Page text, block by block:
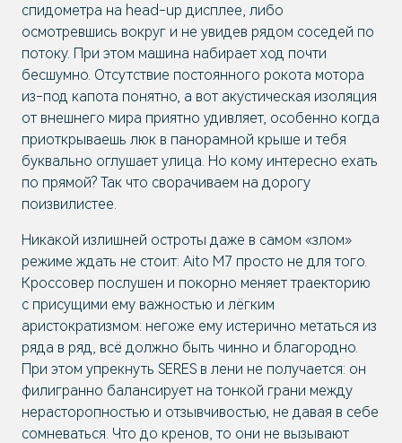
спидометра на head-up дисплее, либо
осмотревшись вокруг и не увидев рядом соседей по
потоку. При этом машина набирает ход почти
бесшумно. Отсутствие постоянного рокота мотора
из-под капота понятно, а вот акустическая изоляция
от внешнего мира приятно удивляет, особенно когда
приоткрываешь люк в панорамной крыше и тебя
буквально оглушает улица. Но кому интересно ехать
по прямой? Так что сворачиваем на дорогу
поизвилистее.
Никакой излишней остроты даже в самом «злом»
режиме ждать не стоит: Aito M7 просто не для того.
Кроссовер послушен и покорно меняет траекторию
с присущими ему важностью и лёгким
аристократизмом: негоже ему истерично метаться из
ряда в ряд, всё должно быть чинно и благородно.
При этом упрекнуть SERES в лени не получается: он
филигранно балансирует на тонкой грани между
нерасторопностью и отзывчивостью, не давая в себе
сомневаться. Что до кренов, то они не вызывают